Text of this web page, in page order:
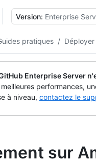
Version: Enterprise
pratiques / Déployer
Enterprise Server
performances,
à niveau, contactez le
sur